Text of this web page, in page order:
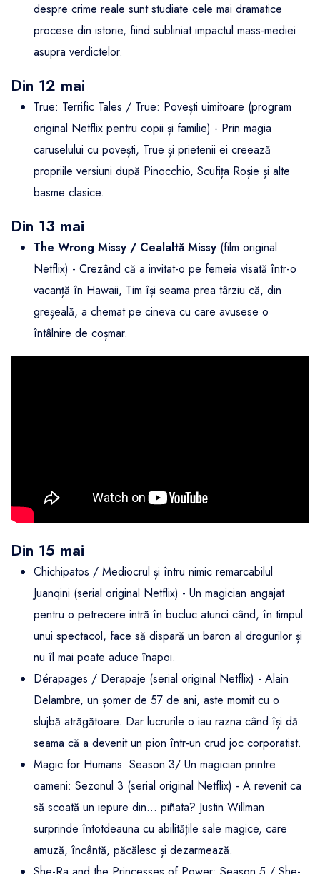
despre crime reale sunt studiate cele mai dramatice
procese din istorie, fiind subliniat impactul mass-mediei
asupra verdictelor.
Din 12 mai
True: Terrific Tales / True: Povești uimitoare (program
original Netflix pentru copii și familie) - Prin magia
caruselului cu povești, True și prietenii ei creează
propriile versiuni după Pinocchio, Scufița Roșie și alte
basme clasice.
Din 13 mai
The Wrong Missy / Cealaltă Missy (film original
Netflix) - Crezând că a invitat-o pe femeia visată într-o
vacanță în Hawaii, Tim își seama prea târziu că, din
greșeală, a chemat pe cineva cu care avusese o
întâlnire de coșmar.
Din 15 mai
Chichipatos / Mediocrul și întru nimic remarcabilul
Juanqini (serial original Netflix) - Un magician angajat
pentru o petrecere intră în bucluc atunci când, în timpul
unui spectacol, face să dispară un baron al drogurilor și
nu îl mai poate aduce înapoi.
Dérapages / Derapaje (serial original Netflix) - Alain
Delambre, un șomer de 57 de ani, aste momit cu o
slujbă atrăgătoare. Dar lucrurile o iau razna când își dă
seama că a devenit un pion într-un crud joc corporatist.
Magic for Humans: Season 3/ Un magician printre
oameni: Sezonul 3 (serial original Netflix) - A revenit ca
să scoată un iepure din... piñata? Justin Willman
surprinde întotdeauna cu abilitățile sale magice, care
amuză, încântă, păcălesc și dezarmează.